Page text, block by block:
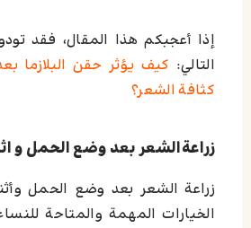
إذا أعجبكم هذا المقال، فقد
التالي: كيف يؤثر حقن البلازما
كثافة الشعر؟
زراعةالشعر بعد وضع الحمل و
زراعة الشعر بعد وضع الحمل
الخيارات المهمة والمتاحة